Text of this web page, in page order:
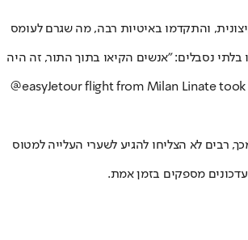
והתקדמו באיטיות רבה, מה שגרם לעומס
נסבלים: "אנשים הקיאו בתוך התור, זה היה
@easyJetour flight from Milan Linate
רבים לא הצליחו להגיע לשערי העלייה למטוס
מספקים בזמן אמת.